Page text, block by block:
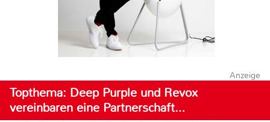
Anzeige
Topthema: Deep Purple und Revox
vereinbaren eine Partnerschaft…